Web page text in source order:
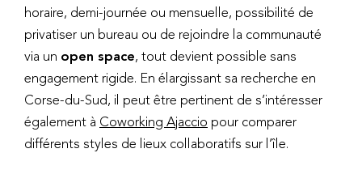
horaire, demi-journée ou mensuelle, possibilité de
privatiser un bureau ou de rejoindre la communauté
via un open space, tout devient possible sans
engagement rigide. En élargissant sa recherche en
Corse-du-Sud, il peut être pertinent de s’intéresser
également à Coworking Ajaccio pour comparer
différents styles de lieux collaboratifs sur l’île.